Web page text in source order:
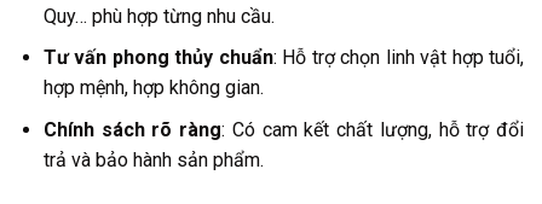
Quy… phù hợp từng nhu cầu.
Tư vấn phong thủy chuẩn: Hỗ trợ chọn linh vật hợp tuổi,
hợp mệnh, hợp không gian.
Chính sách rõ ràng: Có cam kết chất lượng, hỗ trợ đổi
trả và bảo hành sản phẩm.